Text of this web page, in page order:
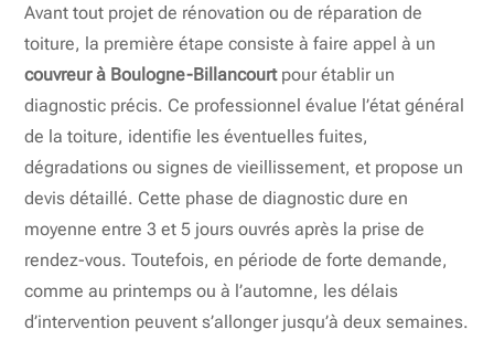
Avant tout projet de rénovation ou de réparation de
toiture, la première étape consiste à faire appel à un
couvreur à Boulogne-Billancourtpour établir un
diagnostic précis. Ce professionnel évalue l’état général
de la toiture, identifie les éventuelles fuites,
dégradations ou signes de vieillissement, et propose un
devis détaillé. Cette phase de diagnostic dure en
moyenne entre 3 et 5 jours ouvrés après la prise de
rendez-vous. Toutefois, en période de forte demande,
comme au printemps ou à l’automne, les délais
d’intervention peuvent s’allonger jusqu’à deux semaines.